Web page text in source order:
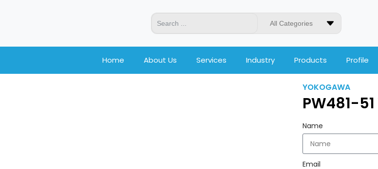
All Categories
Home About Us Services Industry Products Profile
YOKOGAWA
PW481-
Name
Email